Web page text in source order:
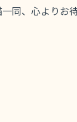
、心よりお待